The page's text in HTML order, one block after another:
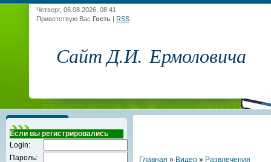
Четверг, 06.08.2026, 08:41
Приветствую Вас Гость | RSS
Сайт Д.И. Ермоловича
Если вы регистрировались
Login:
Пароль:
Главная » Видео » Развлечения